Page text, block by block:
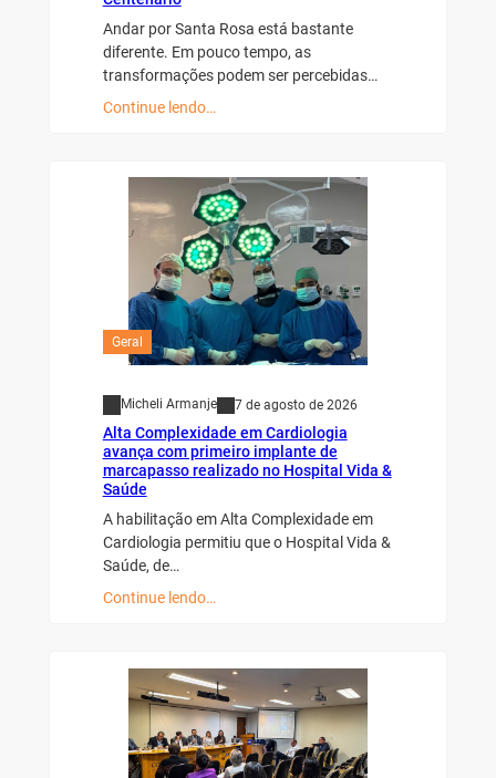
Andar por Santa Rosa está bastante
diferente. Em pouco tempo, as
transformações podem ser percebidas…
Continue lendo…
Geral
Micheli Armanje 7 de agosto de 2026
Alta Complexidade em Cardiologia
avança com primeiro implante de
marcapasso realizado no Hospital Vida &
Saúde
A habilitação em Alta Complexidade em
Cardiologia permitiu que o Hospital Vida &
Saúde, de…
Continue lendo…